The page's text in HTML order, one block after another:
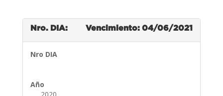
Nro. DIA: Vencimiento: 04/06/2021
Nro DIA
Año